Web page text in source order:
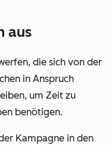
aus
die sich von der
in Anspruch
um Zeit zu
benötigen.
Kampagne in den